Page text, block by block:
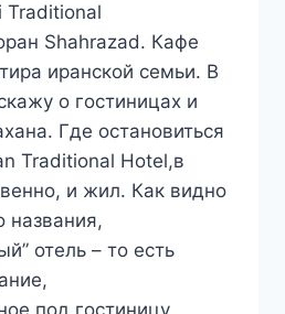
Traditional
Shahrazad. Кафе
иранской семьи. В
о гостиницах и
Где остановиться
Traditional Hotel,в
и жил. Как видно
названия,
отель – то есть